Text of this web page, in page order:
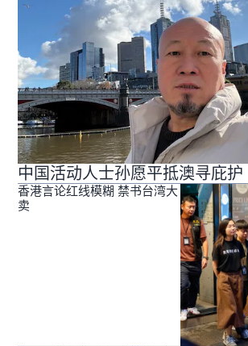
中国活动人士孙愿平抵澳寻庇护
香港言论红线模糊 禁书台湾大
卖